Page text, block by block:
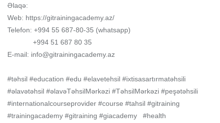
Əlaqə:
Web: https://gitrainingacademy.az/
Telefon: +994 55 687-80-35 (whatsapp)
+994 51 687 80 35
E-mail: info@gitrainingacademy.az
#təhsil #education #edu #elavetehsil #ixtisasartırmatəhsili
#əlavətəhsil #əlavəTəhsilMərkəzi #TəhsilMərkəzi #peşətəhsili
#internationalcourseprovider #course #tahsil #gitraining
#trainingacademy #gitraining #giacademy #health